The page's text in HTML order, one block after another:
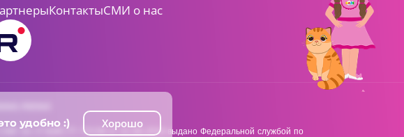
КонтактыСМИ о нас
Эл-Л №ФС77-73138 от 22.06.2018 выдано Федеральной службой по
удобно :) Хорошо